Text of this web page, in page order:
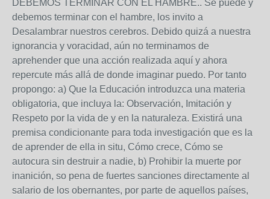
DEBEMOS TERMINAR CON EL HAMBRE.. Se puede y
debemos terminar con el hambre, los invito a
Desalambrar nuestros cerebros. Debido quizá a nuestra
ignorancia y voracidad, aún no terminamos de
aprehender que una acción realizada aquí y ahora
repercute más allá de donde imaginar puedo. Por tanto
propongo: a) Que la Educación introduzca una materia
obligatoria, que incluya la: Observación, Imitación y
Respeto por la vida de y en la naturaleza. Existirá una
premisa condicionante para toda investigación que es la
de aprender de ella in situ, Cómo crece, Cómo se
autocura sin destruir a nadie, b) Prohibir la muerte por
inanición, so pena de fuertes sanciones directamente al
salario de los obernantes, por parte de aquellos países,